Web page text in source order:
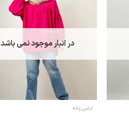
در انبار موجود نمی باشد
لباس زنانه